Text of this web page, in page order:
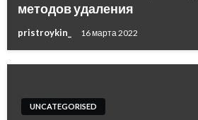
методов удаления
pristroykin_ 16 марта 2022
UNCATEGORISED